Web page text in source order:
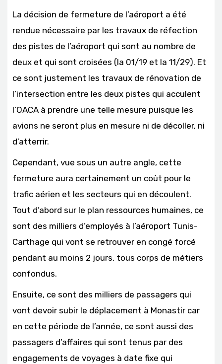
La décision de fermeture de l’aéroport a été
rendue nécessaire par les travaux de réfection
des pistes de l’aéroport qui sont au nombre de
deux et qui sont croisées (la 01/19 et la 11/29). Et
ce sont justement les travaux de rénovation de
l’intersection entre les deux pistes qui acculent
l’OACA à prendre une telle mesure puisque les
avions ne seront plus en mesure ni de décoller, ni
d’atterrir.
Cependant, vue sous un autre angle, cette
fermeture aura certainement un coût pour le
trafic aérien et les secteurs qui en découlent.
Tout d’abord sur le plan ressources humaines, ce
sont des milliers d’employés à l’aéroport Tunis-
Carthage qui vont se retrouver en congé forcé
pendant au moins 2 jours, tous corps de métiers
confondus.
Ensuite, ce sont des milliers de passagers qui
vont devoir subir le déplacement à Monastir car
en cette période de l’année, ce sont aussi des
passagers d’affaires qui sont tenus par des
engagements de voyages à date fixe qui